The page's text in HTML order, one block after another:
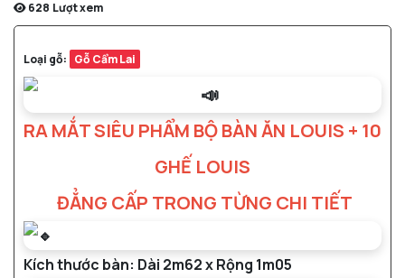
628 Lượt xem
Loại gỗ: Gỗ Cẩm Lai
RA MẮT SIÊU PHẨM BỘ BÀN ĂN LOUIS + 10
GHẾ LOUIS
ĐẲNG CẤP TRONG TỪNG CHI TIẾT
Kích thước bàn: Dài 2m62 x Rộng 1m05